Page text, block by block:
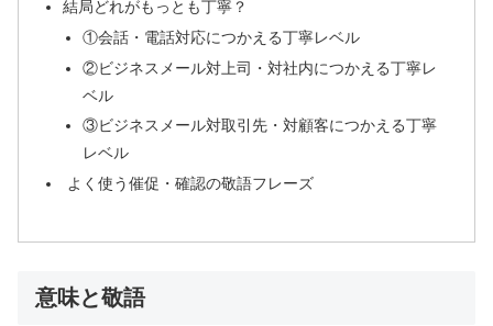
結局どれがもっとも丁寧？
①会話・電話対応につかえる丁寧レベル
②ビジネスメール対上司・対社内につかえる丁寧レ
ベル
③ビジネスメール対取引先・対顧客につかえる丁寧
レベル
よく使う催促・確認の敬語フレーズ
意味と敬語